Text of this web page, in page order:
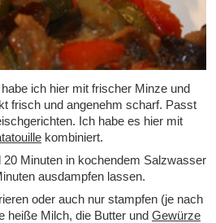
ich hier mit frischer Minze und
frisch und angenehm scharf. Passt
Ich habe es hier mit
kombiniert.
20 Minuten in kochendem Salzwasser
ausdampfen lassen.
oder auch nur stampfen (je nach
heiße Milch, die Butter und Gewürze